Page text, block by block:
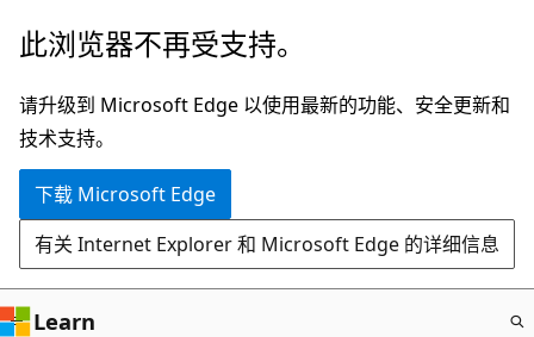
跳
主
要
内
此浏览器不再受支持。
请升级到 Microsoft Edge 以使用最新的功能、安全更新和
技术支持。
下载 Microsoft Edge
有关 Internet Explorer 和 Microsoft Edge 的详细信息
Learn